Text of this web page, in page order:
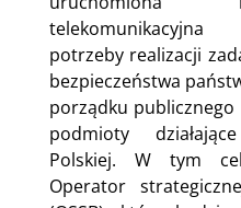
potrzeby realizacji
bezpieczeństwa
porządku
podmioty
Polskiej. W tym
Operator